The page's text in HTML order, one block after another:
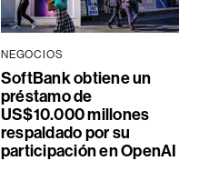
NEGOCIOS
SoftBank obtiene un
préstamo de
US$10.000 millones
respaldado por su
participación en OpenAI